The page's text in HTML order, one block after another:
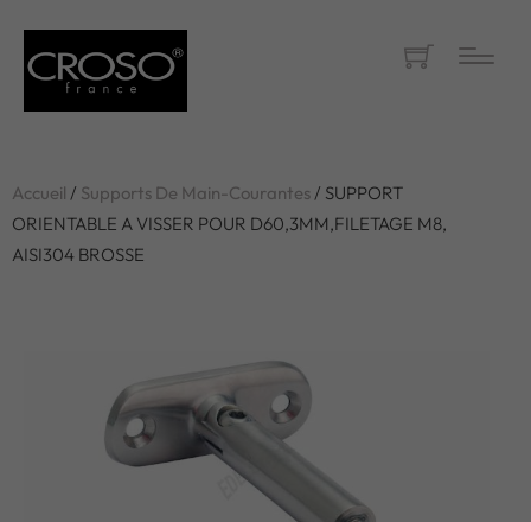
Accueil / Supports De Main-Courantes/ SUPPORT
ORIENTABLE A VISSER POUR D60,3MM,FILETAGE M8,
AISI304 BROSSE